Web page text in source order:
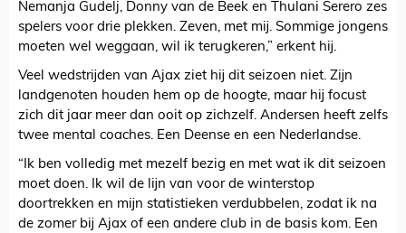
Nemanja Gudelj, Donny van de Beek en Thulani Serero zes
spelers voor drie plekken. Zeven, met mij. Sommige jongens
moeten wel weggaan, wil ik terugkeren,” erkent hij.
Veel wedstrijden van Ajax ziet hij dit seizoen niet. Zijn
landgenoten houden hem op de hoogte, maar hij focust
zich dit jaar meer dan ooit op zichzelf. Andersen heeft zelfs
twee mental coaches. Een Deense en een Nederlandse.
“Ik ben volledig met mezelf bezig en met wat ik dit seizoen
moet doen. Ik wil de lijn van voor de winterstop
doortrekken en mijn statistieken verdubbelen, zodat ik na
de zomer bij Ajax of een andere club in de basis kom. Een